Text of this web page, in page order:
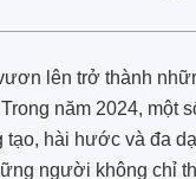
lên trở thành
năm 2024, một
hài hước và đa
người không chỉ